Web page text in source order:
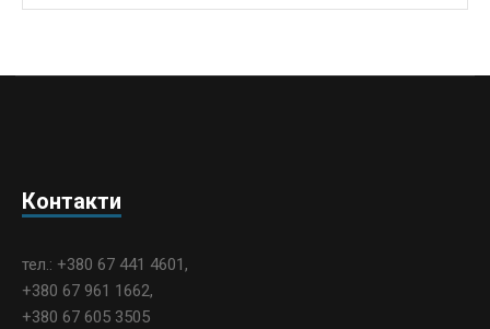
Контакти
тел.: +380 67 441 4601,
+380 67 961 1662,
+380 67 605 3505